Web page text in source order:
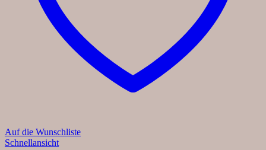
Auf die Wunschliste
Schnellansicht